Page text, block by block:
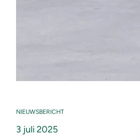
NIEUWSBERICHT
3 juli 2025